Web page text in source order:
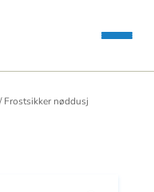
Frostsikker nøddusj